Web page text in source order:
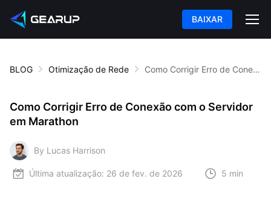
BAIXAR
BLOG Otimização de Rede Como Corrigir Erro de Conexão com o Servidor em Marathon
Como Corrigir Erro de Conexão com o Servidor
em Marathon
By Lucas Harrison
Última atualização: 26 de fev. de 2026 5 min